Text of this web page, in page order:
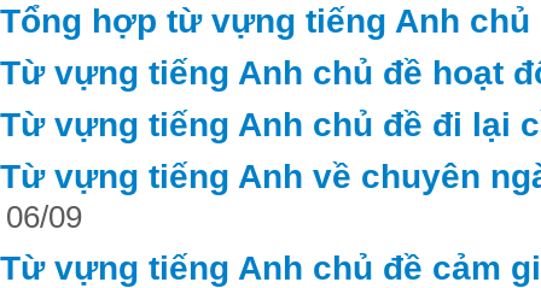
Tổng hợp từ vựng tiếng Anh chủ
Từ vựng tiếng Anh chủ đề hoạt
Từ vựng tiếng Anh chủ đề đi lại
Từ vựng tiếng Anh về chuyên
06/09
Từ vựng tiếng Anh chủ đề cảm